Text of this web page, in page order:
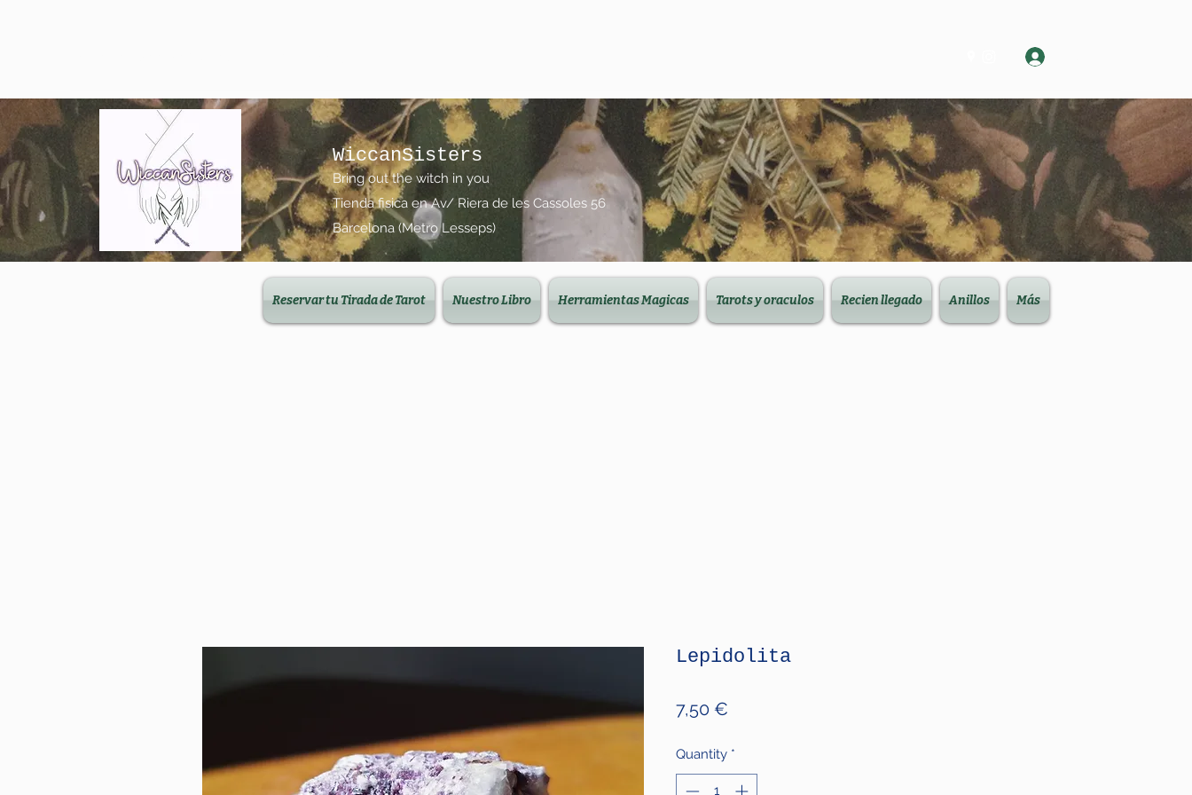
WiccanSisters
Bring out the witch in you
Tienda fisica en Av/ Riera de les Cassoles 56
Barcelona (Metro Lesseps)
Reservar tu Tirada de Tarot Nuestro Libro Herramientas Magicas Tarots y oraculos Recien llegado Anillos Más
Lepidolita
7,50 €
Quantity *